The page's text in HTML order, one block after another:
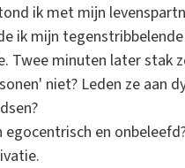
ik met mijn
ik mijn
Twee minuten later stak
niet? Leden ze aan
en